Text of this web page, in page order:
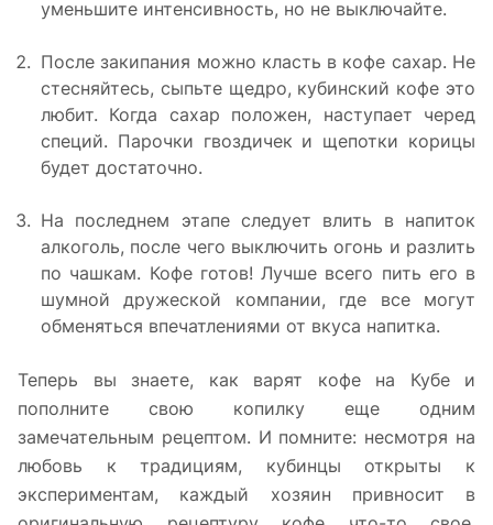
уменьшите интенсивность, но не выключайте.
После закипания можно класть в кофе сахар. Не
стесняйтесь, сыпьте щедро, кубинский кофе это
любит. Когда сахар положен, наступает черед
специй. Парочки гвоздичек и щепотки корицы
будет достаточно.
На последнем этапе следует влить в напиток
алкоголь, после чего выключить огонь и разлить
по чашкам. Кофе готов! Лучше всего пить его в
шумной дружеской компании, где все могут
обменяться впечатлениями от вкуса напитка.
Теперь вы знаете, как варят кофе на Кубе и
пополните свою копилку еще одним
замечательным рецептом. И помните: несмотря на
любовь к традициям, кубинцы открыты к
экспериментам, каждый хозяин привносит в